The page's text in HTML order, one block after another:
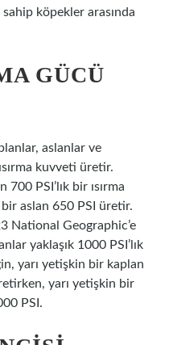
sahip köpekler arasında
GÜCÜ
aslanlar ve
kuvveti üretir.
PSI’lık bir ısırma
aslan 650 PSI üretir.
National Geographic’e
yaklaşık 1000 PSI’lık
yarı yetişkin bir kaplan
yarı yetişkin bir
PSI.